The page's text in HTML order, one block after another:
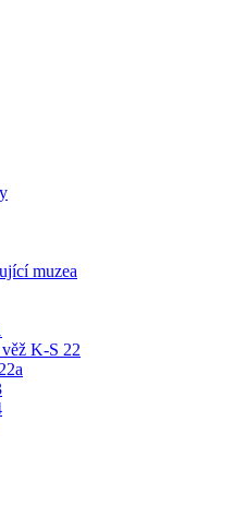
muzea
K-S 22